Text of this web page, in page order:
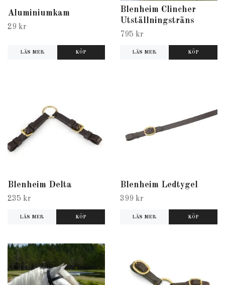
Aluminiumkam
29 kr
LÄS MER
Blenheim Clincher
Utställningsträns
795 kr
LÄS MER KÖP
Blenheim Delta
235 kr
LÄS MER KÖP
Blenheim Ledtygel
399 kr
LÄS MER KÖP